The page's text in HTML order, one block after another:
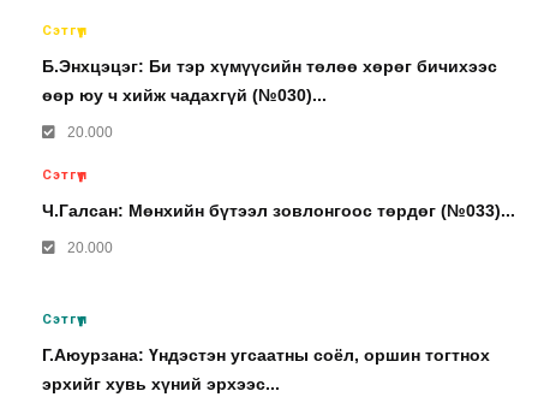
Сэтгүүл
Б.Энхцэцэг: Би тэр хүмүүсийн төлөө хөрөг бичихээс
өөр юу ч хийж чадахгүй (№030)...
20.000
Сэтгүүл
Ч.Галсан: Мөнхийн бүтээл зовлонгоос төрдөг (№033)...
20.000
Сэтгүүл
Г.Аюурзана: Үндэстэн угсаатны соёл, оршин тогтнох
эрхийг хувь хүний эрхээс...